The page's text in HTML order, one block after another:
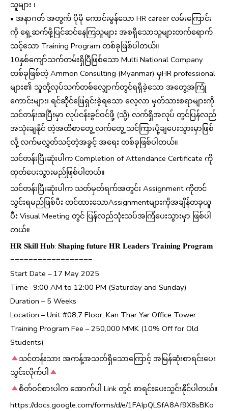
သူများ ၊
• အနာဂတ် အတွက် ပိုမို ကောင်းမွန်သော HR career လမ်းကြောင်း
ကို ရှေ့ဆက်ဖို့ပြင်ဆင်နေကြသူများ အစရှိသောသူများတက်ရောက်
သင့်သော Training Program တစ်ခုဖြစ်ပါတယ်။
10နှစ်ကျော်သက်တမ်းရှိပြီဖြစ်သော Multi National Company
တစ်ခုဖြစ်တဲ့ Ammon Consulting (Myanmar) မှHR professional
များ၏ သူတို့လုပ်သက်တစ်လျှောက်တွင်ရရှိခဲ့သော အတွေ့အကြုံ
ကောင်းများ၊ ရင်ဆိုင်ဖြေရှင်းခဲ့ရသော လေ့လာ မှတ်သားစရာများကို
သင်တန်းအပြီးမှာ လုပ်ငန်းခွင်ဝင်ဖို့ (သို့) လက်ရှိအလုပ် တွင်ပြန်လည်
အသုံးချနိုင် တဲ့အထိစာတွေ့ လက်တွေ့ သင်ကြားပို့ချပေးသွားမှာဖြစ်
လို့ လက်မလွှတ်သင့်တဲ့အခွင့် အရေး တစ်ခုဖြစ်ပါတယ်။
သင်တန်းပြီးဆုံးပါက Completion of Attendance Certificate ကို
ထုတ်ပေးသွားမည်ဖြစ်ပါတယ်။
သင်တန်းပြီးဆုံးပါက သတ်မှတ်ရက်အတွင်း Assignment ကိုတင်
သွင်းရမည်ဖြစ်ပီး တင်ထားသောAssignmentများကိုအချိန်တခုယူ
ပီး Visual Meeting တွင် ပြန်လည်သုံးသပ်အကြံပေးသွားမှာ ဖြစ်ပါ
တယ်။
𝐇𝐑 𝐒𝐤𝐢𝐥𝐥 𝐇𝐮𝐛: 𝐒𝐡𝐚𝐩𝐢𝐧𝐠 𝐟𝐮𝐭𝐮𝐫𝐞 𝐇𝐑 𝐋𝐞𝐚𝐝𝐞𝐫𝐬 𝐓𝐫𝐚𝐢𝐧𝐢𝐧𝐠 𝐏𝐫𝐨𝐠𝐫𝐚𝐦
==================
Start Date – 17 May 2025
Time -9:00 AM to 12:00 PM (Saturday and Sunday)
Duration – 5 Weeks
Location – Unit #08,7 Floor, Kan Thar Yar Office Tower
Training Program Fee – 250,000 MMK (10% Off for Old
Students(
သင်တန်းသား အကန့်အသတ်ရှိသောကြောင့် အမြန်ဆုံးစာရင်းပေး
သွင်းလိုက်ပါ
စိတ်ဝင်စားပါက အောက်ပါ Link တွင် စာရင်းပေးသွင်းနိုင်ပါတယ်။
https://docs.google.com/forms/d/e/1FAIpQLSfA8Af9X8sBKo